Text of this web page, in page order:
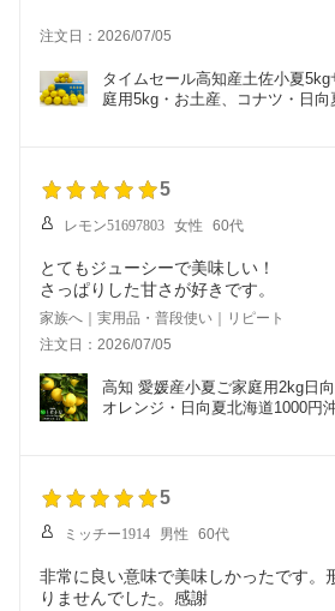
注文日：2026/07/05
タイムセール高知産土佐小夏
庭用5kg・お土産、コナツ・日
5
レモン51697803 女性 60代
とてもジューシーで美味しい！
さっぱりした甘さが好きです。
家族へ｜実用品・普段使い｜リピート
注文日：2026/07/05
高知 愛媛産小夏ご家庭用2kg日
オレンジ・日向夏北海道1000円
5
ミッチー1914 男性 60代
非常に良い意味で美味しかったです。